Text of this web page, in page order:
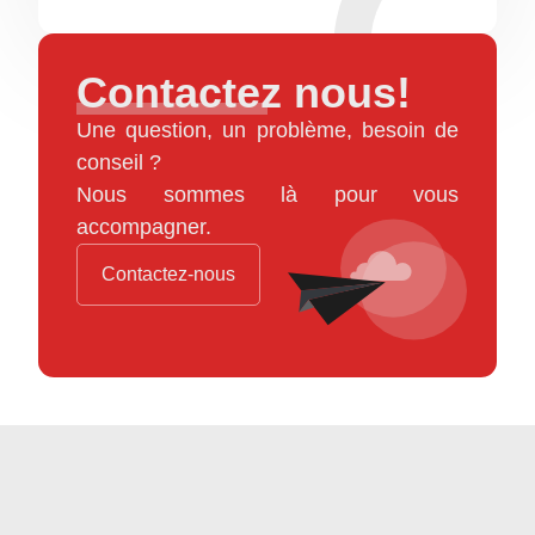
Contactez nous!
Une question, un problème, besoin de
conseil ?
Nous sommes là pour vous
accompagner.
Contactez-nous